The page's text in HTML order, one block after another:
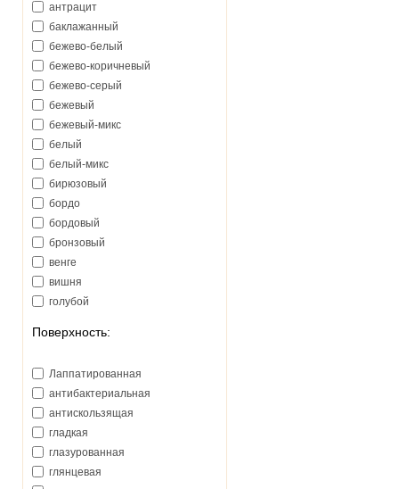
Dual Gres (Испания)
Edilcuoghi (Италия)
Ege Seramik (Турция)
El Barco (Испания)
Emilсeramica (Италия)
Emotion Ceramics (Испания)
Equipe Ceramicas (Испания)
Exagres (Испания)
FAP (Италия)
Fabresa Ceramica (Испания)
Fioranese (Италия)
Flaviker (Италия)
Florim Group (Италия)
Fondovalle (Италия)
Gambarelli (Италия)
Gemma (Египет)
Geotiles (Испания)
Golden Tile (Украина)
Goldencer (Испания)
антрацит
баклажанный
бежево-белый
бежево-коричневый
бежево-серый
бежевый
бежевый-микс
белый
белый-микс
бирюзовый
бордо
бордовый
бронзовый
венге
вишня
голубой
гранатовый
жасмин
желтый
зеленый
золотой
кирпичный
коричневый
Поверхность:
Лаппатированная
антибактериальная
антискользящая
гладкая
глазурованная
глянцевая